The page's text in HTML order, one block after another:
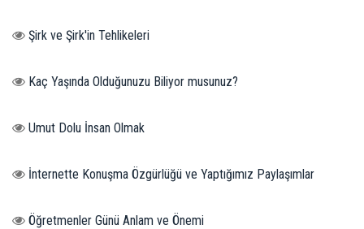
Şirk ve Şirk'in Tehlikeleri
Kaç Yaşında Olduğunuzu Biliyor musunuz?
Umut Dolu İnsan Olmak
İnternette Konuşma Özgürlüğü ve Yaptığımız Paylaşımlar
Öğretmenler Günü Anlam ve Önemi